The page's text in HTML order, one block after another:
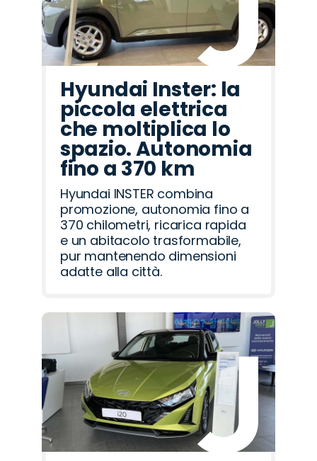
Hyundai Inster: la
piccola elettrica
che moltiplica lo
spazio. Autonomia
fino a 370 km
Hyundai INSTER combina
promozione, autonomia fino a
370 chilometri, ricarica rapida
e un abitacolo trasformabile,
pur mantenendo dimensioni
adatte alla città.